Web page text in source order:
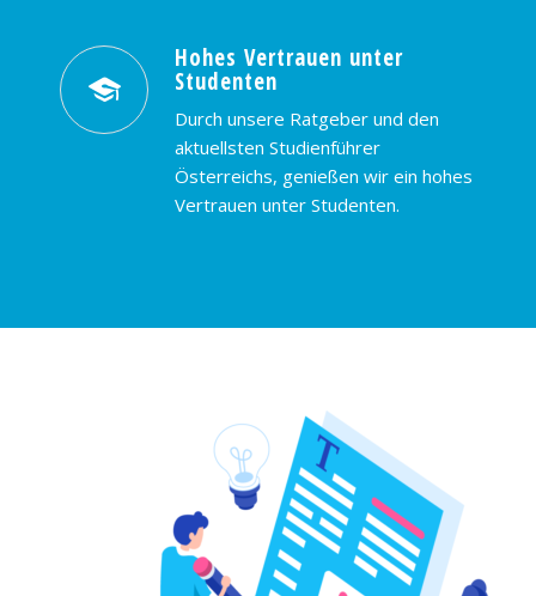
Hohes Vertrauen unter
Studenten
Durch unsere Ratgeber und den
aktuellsten Studienführer
Österreichs, genießen wir ein hohes
Vertrauen unter Studenten.